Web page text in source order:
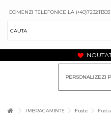
COMENZI TELEFONICE LA (+40)723211303
PERSONALIZEZI
IMBRACAMINTE Fuste